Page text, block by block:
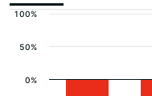
0%
50%
100%